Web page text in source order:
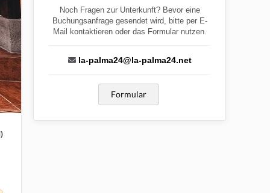
Noch Fragen zur Unterkunft? Bevor eine
Buchungsanfrage gesendet wird, bitte per E-
Mail kontaktieren oder das Formular nutzen.
la-palma24@la-palma24.net
Formular